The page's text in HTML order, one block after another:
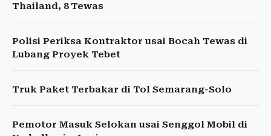
Thailand, 8 Tewas
Polisi Periksa Kontraktor usai Bocah Tewas di
Lubang Proyek Tebet
Truk Paket Terbakar di Tol Semarang-Solo
Pemotor Masuk Selokan usai Senggol Mobil di